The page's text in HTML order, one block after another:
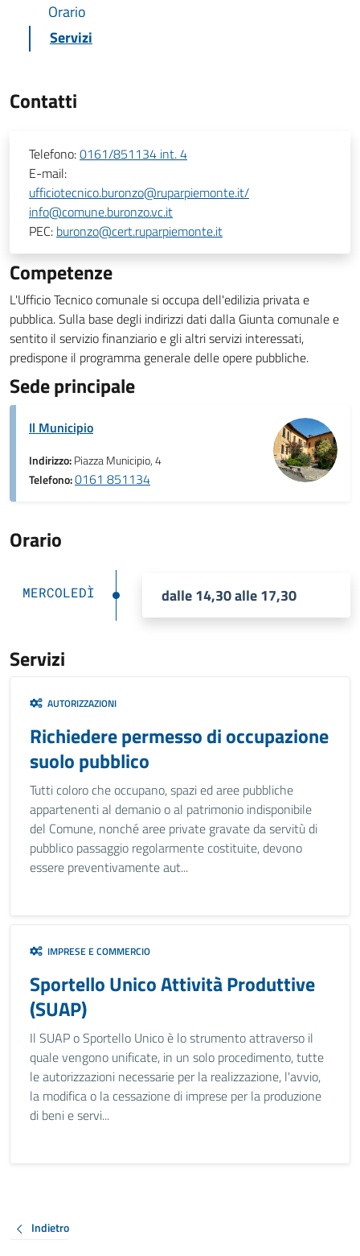
Orario
Servizi
Contatti
Telefono:0161/851134 int. 4
E-mail:
ufficiotecnico.buronzo@ruparpiemonte.it/
info@comune.buronzo.vc.it
PEC: buronzo@cert.ruparpiemonte.it
Competenze
L'Ufficio Tecnico comunale si occupa dell'edilizia privata e
pubblica. Sulla base degli indirizzi dati dalla Giunta comunale e
sentito il servizio finanziario e gli altri servizi interessati,
predispone il programma generale delle opere pubbliche.
Sede principale
Il Municipio
Indirizzo:Piazza Municipio, 4
Telefono:0161 851134
Orario
MERCOLEDÌ dalle 14,30 alle 17,30
Servizi
AUTORIZZAZIONI
Richiedere permesso di occupazione
suolo pubblico
Tutti coloro che occupano, spazi ed aree pubbliche
appartenenti al demanio o al patrimonio indisponibile
del Comune, nonché aree private gravate da servitù di
pubblico passaggio regolarmente costituite, devono
essere preventivamente aut...
IMPRESE E COMMERCIO
Sportello Unico Attività Produttive
(SUAP)
Il SUAP o Sportello Unico è lo strumento attraverso il
quale vengono unificate, in un solo procedimento, tutte
le autorizzazioni necessarie per la realizzazione, l'avvio,
la modifica o la cessazione di imprese per la produzione
di beni e servi...
Indietro